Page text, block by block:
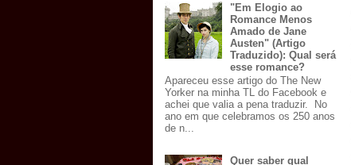
"Em Elogio ao
Romance Menos
Amado de Jane
Austen" (Artigo
Traduzido): Qual será
esse romance?
Apareceu esse artigo do The New
Yorker na minha TL do Facebook e
achei que valia a pena traduzir. No
ano em que celebramos os 250 anos
de n...
Quer saber qual